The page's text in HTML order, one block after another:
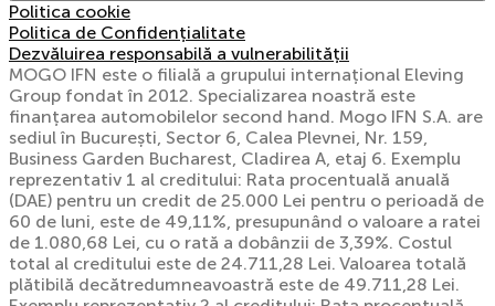
Politica cookie
Politica de Confidențialitate
Dezvăluirea responsabilă a vulnerabilității
MOGO IFN este o filială a grupului internațional Eleving
Group fondat în 2012. Specializarea noastră este
finanțarea automobilelor second hand. Mogo IFN S.A. are
sediul în București, Sector 6, Calea Plevnei, Nr. 159,
Business Garden Bucharest, Cladirea A, etaj 6. Exemplu
reprezentativ 1 al creditului: Rata procentuală anuală
(DAE) pentru un credit de 25.000 Lei pentru o perioadă de
60 de luni, este de 49,11%, presupunând o valoare a ratei
de 1.080,68 Lei, cu o rată a dobânzii de 3,39%. Costul
total al creditului este de 24.711,28 Lei. Valoarea totală
plătibilă decătredumneavoastră este de 49.711,28 Lei.